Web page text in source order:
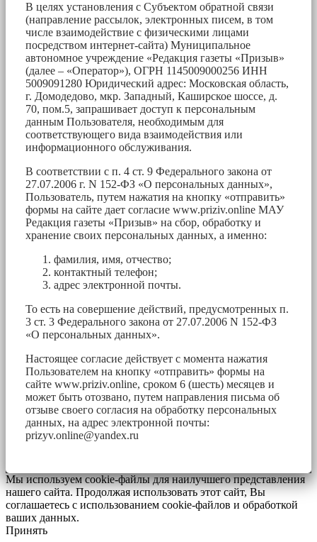
В целях установления с Субъектом обратной связи
(направление рассылок, электронных писем, в том
числе взаимодействие с физическими лицами
посредством интернет-сайта) Муниципальное
автономное учреждение «Редакция газеты «Призыв»
(далее – «Оператор»), ОГРН 1145009000256 ИНН
5009091280 Юридический адрес: Московская область,
г. Домодедово, мкр. Западный, Каширское шоссе, д.
70, пом.5, запрашивает доступ к персональным
данным Пользователя, необходимым для
соответствующего вида взаимодействия или
информационного обслуживания.
В соответствии с п. 4 ст. 9 Федерального закона от
27.07.2006 г. N 152-ФЗ «О персональных данных»,
Пользователь, путем нажатия на кнопку «отправить»
формы на сайте дает согласие www.priziv.online МАУ
Редакция газеты «Призыв» на сбор, обработку и
хранение своих персональных данных, а именно:
фамилия, имя, отчество;
контактный телефон;
адрес электронной почты.
То есть на совершение действий, предусмотренных п.
3 ст. 3 Федерального закона от 27.07.2006 N 152-ФЗ
«О персональных данных».
Настоящее согласие действует с момента нажатия
Пользователем на кнопку «отправить» формы на
сайте www.priziv.online, сроком 6 (шесть) месяцев и
может быть отозвано, путем направления письма об
отзыве своего согласия на обработку персональных
данных, на адрес электронной почты:
prizyv.online@yandex.ru
Мы используем cookie-файлы для наилучшего представления
нашего сайта. Продолжая использовать этот сайт, Вы
соглашаетесь с использованием cookie-файлов и обработкой
ваших данных.
Принять